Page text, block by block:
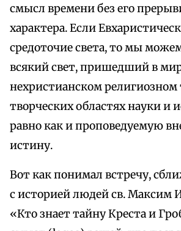
смысл времени без его
характера. Если
средоточие света, то мы
всякий свет, пришедший в
нехристианском религиозном
творческих областях науки и
равно как и проповедуемую
истину.
Вот как понимал встречу,
с историей людей св. Максим
«Кто знает тайну Креста и